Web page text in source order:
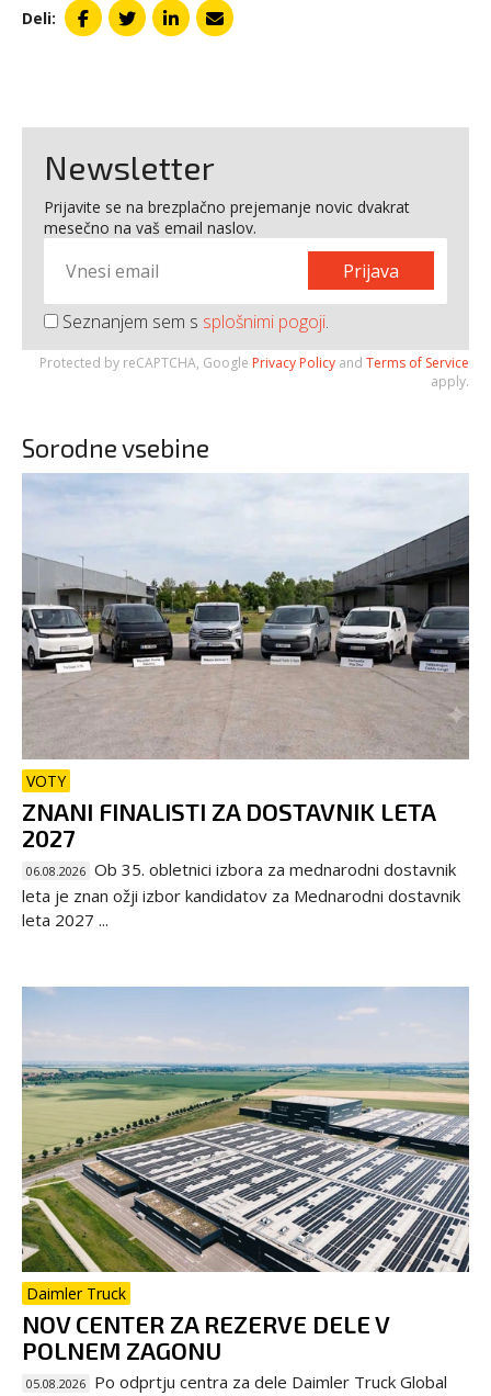
Deli:
Newsletter
Prijavite se na brezplačno prejemanje novic dvakrat
mesečno na vaš email naslov.
Prijava
Seznanjem sem s splošnimi pogoji.
Protected by reCAPTCHA, Google Privacy Policy and Terms of Service
apply.
Sorodne vsebine
VOTY
ZNANI FINALISTI ZA DOSTAVNIK LETA
2027
06.08.2026 Ob 35. obletnici izbora za mednarodni dostavnik
leta je znan ožji izbor kandidatov za Mednarodni dostavnik
leta 2027 ...
Daimler Truck
NOV CENTER ZA REZERVE DELE V
POLNEM ZAGONU
05.08.2026 Po odprtju centra za dele Daimler Truck Global